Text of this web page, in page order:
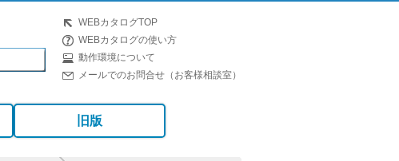
WEBカタログTOP
WEBカタログの使い方
動作環境について
メールでのお問合せ（お客様相談室）
旧版